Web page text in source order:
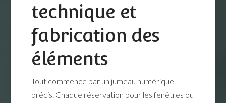
technique et
fabrication des
éléments
Tout commence par un jumeau numérique
précis. Chaque réservation pour les fenêtres ou